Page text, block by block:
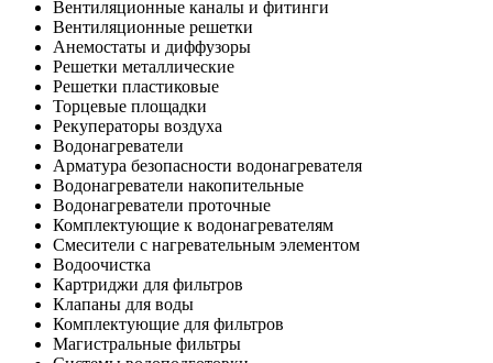
Вентиляционные каналы и фитинги
Вентиляционные решетки
Анемостаты и диффузоры
Решетки металлические
Решетки пластиковые
Торцевые площадки
Рекуператоры воздуха
Водонагреватели
Арматура безопасности водонагревателя
Водонагреватели накопительные
Водонагреватели проточные
Комплектующие к водонагревателям
Смесители с нагревательным элементом
Водоочистка
Картриджи для фильтров
Клапаны для воды
Комплектующие для фильтров
Магистральные фильтры